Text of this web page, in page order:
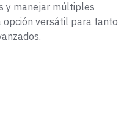
y manejar múltiples
opción versátil para tanto